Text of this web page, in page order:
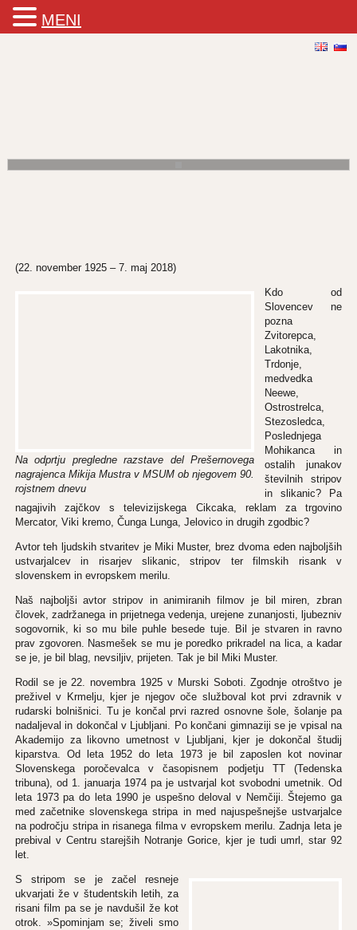
(22. november 1925 – 7. maj 2018)
Na odprtju pregledne razstave del Prešernovega
nagrajenca Mikija Mustra v MSUM ob njegovem 90.
rojstnem dnevu
Kdo od
Slovencev ne
pozna
Zvitorepca,
Lakotnika,
Trdonje,
medvedka
Neewe,
Ostrostrelca,
Stezosledca,
Poslednjega
Mohikanca in
ostalih junakov
številnih stripov
in slikanic? Pa
nagajivih zajčkov s televizijskega Cikcaka, reklam za trgovino
Mercator, Viki kremo, Čunga Lunga, Jelovico in drugih zgodbic?
Avtor teh ljudskih stvaritev je Miki Muster, brez dvoma eden najboljših
ustvarjalcev in risarjev slikanic, stripov ter filmskih risank v
slovenskem in evropskem merilu.
Naš najboljši avtor stripov in animiranih filmov je bil miren, zbran
človek, zadržanega in prijetnega vedenja, urejene zunanjosti, ljubezniv
sogovornik, ki so mu bile puhle besede tuje. Bil je stvaren in ravno
prav zgovoren. Nasmešek se mu je poredko prikradel na lica, a kadar
se je, je bil blag, nevsiljiv, prijeten. Tak je bil Miki Muster.
Rodil se je 22. novembra 1925 v Murski Soboti. Zgodnje otroštvo je
preživel v Krmelju, kjer je njegov oče služboval kot prvi zdravnik v
rudarski bolnišnici. Tu je končal prvi razred osnovne šole, šolanje pa
nadaljeval in dokončal v Ljubljani. Po končani gimnaziji se je vpisal na
Akademijo za likovno umetnost v Ljubljani, kjer je dokončal študij
kiparstva. Od leta 1952 do leta 1973 je bil zaposlen kot novinar
Slovenskega poročevalca v časopisnem podjetju TT (Tedenska
tribuna), od 1. januarja 1974 pa je ustvarjal kot svobodni umetnik. Od
leta 1973 pa do leta 1990 je uspešno deloval v Nemčiji. Štejemo ga
med začetnike slovenskega stripa in med najuspešnejše ustvarjalce
na področju stripa in risanega filma v evropskem merilu. Zadnja leta je
prebival v Centru starejših Notranje Gorice, kjer je tudi umrl, star 92
let.
S stripom se je začel resneje
ukvarjati že v študentskih letih, za
risani film pa se je navdušil že kot
otrok. »Spominjam se; živeli smo
MENI